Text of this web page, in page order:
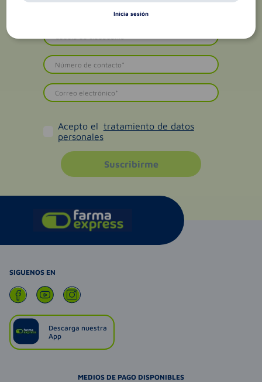
Acepto el tratamiento de datos
personales
Suscribirme
SIGUENOS EN
Descarga nuestra
App
MEDIOS DE PAGO DISPONIBLES
Inicia sesión